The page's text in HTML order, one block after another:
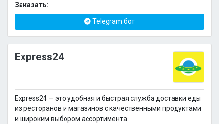
Заказать:
Telegram бот
Express24
Express24 — это удобная и быстрая служба доставки еды
из ресторанов и магазинов с качественными продуктами
и широким выбором ассортимента.